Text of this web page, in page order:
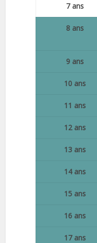
7 ans
8 ans
9 ans
10 ans
11 ans
12 ans
13 ans
14 ans
15 ans
16 ans
17 ans